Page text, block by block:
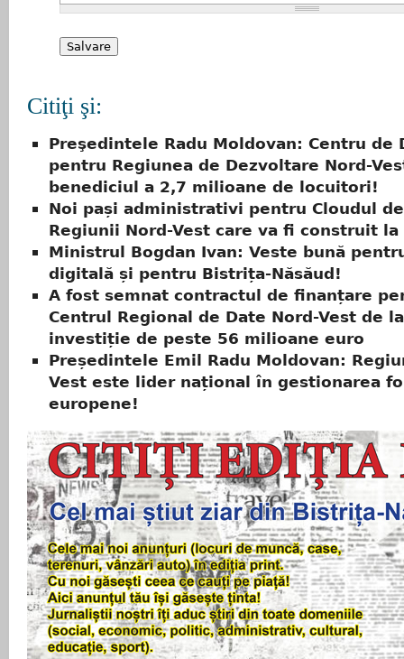
Citiţi şi:
Preşedintele Radu Moldovan: Centru de
pentru Regiunea de Dezvoltare Nord-
benediciul a 2,7 milioane de locuitori!
Noi pași administrativi pentru Cloudul
Regiunii Nord-Vest care va fi construit
Ministrul Bogdan Ivan: Veste bună
digitală și pentru Bistrița-Năsăud!
A fost semnat contractul de finanțare
Centrul Regional de Date Nord-Vest de
investiție de peste 56 milioane euro
Președintele Emil Radu Moldovan:
Vest este lider național în gestionarea
europene!